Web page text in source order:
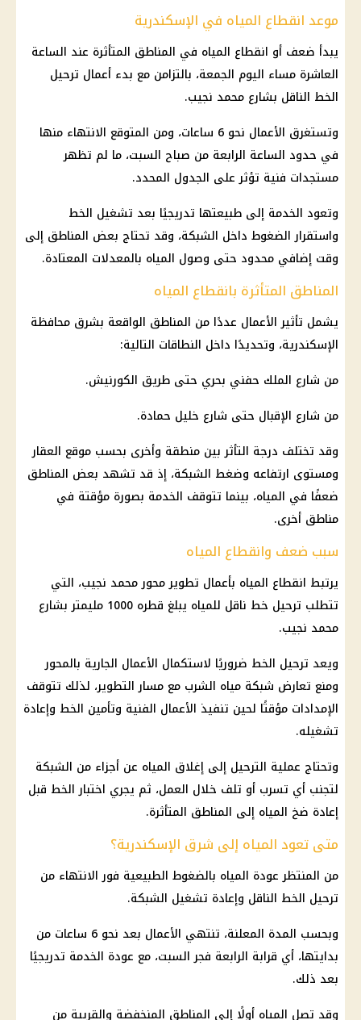
موعد انقطاع المياه في الإسكندرية
يبدأ ضعف أو انقطاع المياه في المناطق المتأثرة عند الساعة
العاشرة مساء اليوم الجمعة، بالتزامن مع بدء أعمال ترحيل
الخط الناقل بشارع محمد نجيب.
وتستغرق الأعمال نحو 6 ساعات، ومن المتوقع الانتهاء منها
في حدود الساعة الرابعة من صباح السبت، ما لم تظهر
مستجدات فنية تؤثر على الجدول المحدد.
وتعود الخدمة إلى طبيعتها تدريجيًا بعد تشغيل الخط
واستقرار الضغوط داخل الشبكة، وقد تحتاج بعض المناطق إلى
وقت إضافي محدود حتى وصول المياه بالمعدلات المعتادة.
المناطق المتأثرة بانقطاع المياه
يشمل تأثير الأعمال عددًا من المناطق الواقعة بشرق محافظة
الإسكندرية، وتحديدًا داخل النطاقات التالية:
من شارع الملك حفني بحري حتى طريق الكورنيش.
من شارع الإقبال حتى شارع خليل حمادة.
وقد تختلف درجة التأثر بين منطقة وأخرى بحسب موقع العقار
ومستوى ارتفاعه وضغط الشبكة، إذ قد تشهد بعض المناطق
ضعفًا في المياه، بينما تتوقف الخدمة بصورة مؤقتة في
مناطق أخرى.
سبب ضعف وانقطاع المياه
يرتبط انقطاع المياه بأعمال تطوير محور محمد نجيب، التي
تتطلب ترحيل خط ناقل للمياه يبلغ قطره 1000 مليمتر بشارع
محمد نجيب.
ويعد ترحيل الخط ضروريًا لاستكمال الأعمال الجارية بالمحور
ومنع تعارض شبكة مياه الشرب مع مسار التطوير، لذلك تتوقف
الإمدادات مؤقتًا لحين تنفيذ الأعمال الفنية وتأمين الخط وإعادة
تشغيله.
وتحتاج عملية الترحيل إلى إغلاق المياه عن أجزاء من الشبكة
لتجنب أي تسرب أو تلف خلال العمل، ثم يجري اختبار الخط قبل
إعادة ضخ المياه إلى المناطق المتأثرة.
متى تعود المياه إلى شرق الإسكندرية؟
من المنتظر عودة المياه بالضغوط الطبيعية فور الانتهاء من
ترحيل الخط الناقل وإعادة تشغيل الشبكة.
وبحسب المدة المعلنة، تنتهي الأعمال بعد نحو 6 ساعات من
بدايتها، أي قرابة الرابعة فجر السبت، مع عودة الخدمة تدريجيًا
بعد ذلك.
وقد تصل المياه أولًا إلى المناطق المنخفضة والقريبة من